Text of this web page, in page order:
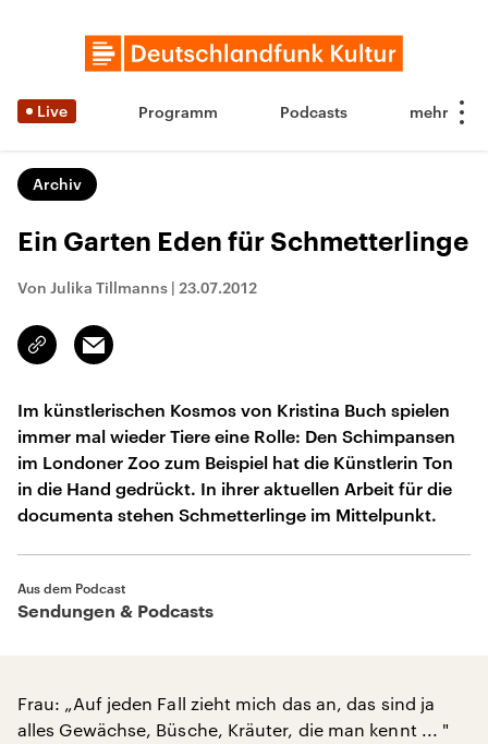
Live Programm Podcasts
Archiv
Ein Garten Eden für Schmetterlinge
Von Julika Tillmanns | 23.07.2012
Link
kopieren/teilen
Email
Im künstlerischen Kosmos von Kristina Buch spielen
immer mal wieder Tiere eine Rolle: Den Schimpansen
im Londoner Zoo zum Beispiel hat die Künstlerin Ton
in die Hand gedrückt. In ihrer aktuellen Arbeit für die
documenta stehen Schmetterlinge im Mittelpunkt.
Aus dem Podcast
Sendungen & Podcasts
Frau: „Auf jeden Fall zieht mich das an, das sind ja
alles Gewächse, Büsche, Kräuter, die man kennt ... "